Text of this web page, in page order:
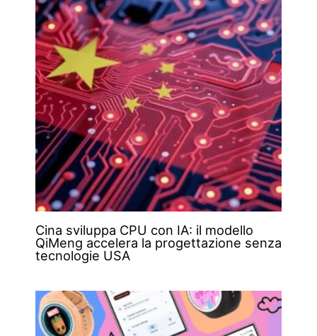
Cina sviluppa CPU con IA: il modello
QiMeng accelera la progettazione senza
tecnologie USA